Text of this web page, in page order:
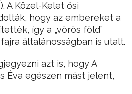
hogy az embereket a
így a „vörös föld”
általánosságban is utalt.
azt is, hogy A
Éva egészen mást jelent,